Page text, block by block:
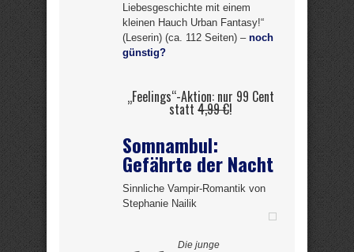
Liebesgeschichte mit einem
kleinen Hauch Urban Fantasy!“
(Leserin) (ca. 112 Seiten) – noch
günstig?
„Feelings“-Aktion: nur 99 Cent
statt 4,99 €!
Somnambul:
Gefährte der Nacht
Sinnliche Vampir-Romantik von
Stephanie Nailik
Die junge